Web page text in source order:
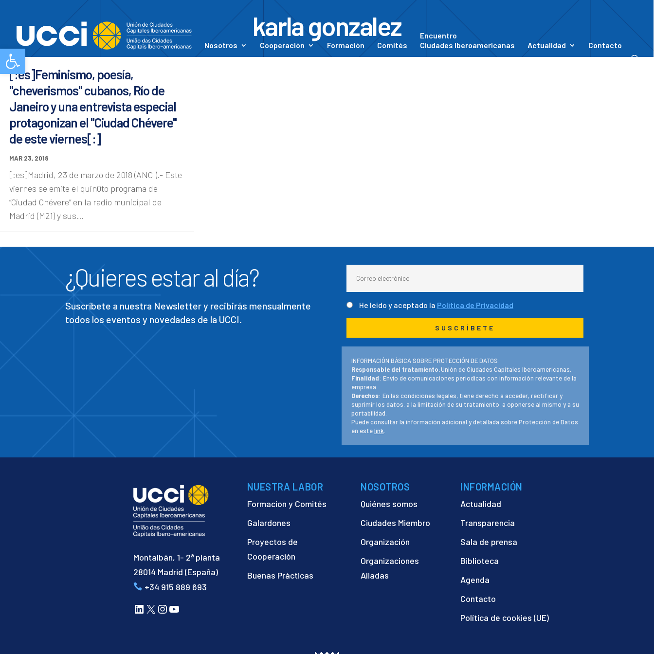
Abrir barra de herramientas Nosotros Cooperación Formación Comités
Encuentro
Ciudades Iberoamericanas
Actualidad Contacto
karla gonzalez
[:es]Feminismo, poesía,
"cheverismos" cubanos, Río de
Janeiro y una entrevista especial
protagonizan el "Ciudad Chévere"
de este viernes[:]
MAR 23, 2018
[:es]Madrid, 23 de marzo de 2018 (ANCI).- Este
viernes se emite el quin0to programa de
“Ciudad Chévere” en la radio municipal de
Madrid (M21) y sus...
¿Quieres estar al día?
Suscríbete a nuestra Newsletter y recibirás mensualmente
todos los eventos y novedades de la UCCI.
He leído y aceptado la Política de Privacidad
INFORMACIÓN BÁSICA SOBRE PROTECCIÓN DE DATOS:
Responsable del tratamiento:Unión de Ciudades Capitales Iberoamericanas.
Finalidad: Envío de comunicaciones periodicas con información relevante de la
empresa.
Derechos: En las condiciones legales, tiene derecho a acceder, rectificar y
suprimir los datos, a la limitación de su tratamiento, a oponerse al mismo y a su
portabilidad.
Puede consultar la información adicional y detallada sobre Protección de Datos
en estelink
Montalbán, 1- 2ª planta
28014 Madrid (España)
+34 915 889 693
LinkedIn
X Instagram
YouTube
NUESTRA LABOR
Formacion y Comités
Galardones
Proyectos de
Cooperación
Buenas Prácticas
NOSOTROS
Quiénes somos
Ciudades Miembro
Organización
Organizaciones
Aliadas
INFORMACIÓN
Actualidad
Transparencia
Sala de prensa
Biblioteca
Agenda
Contacto
Política de cookies (UE)